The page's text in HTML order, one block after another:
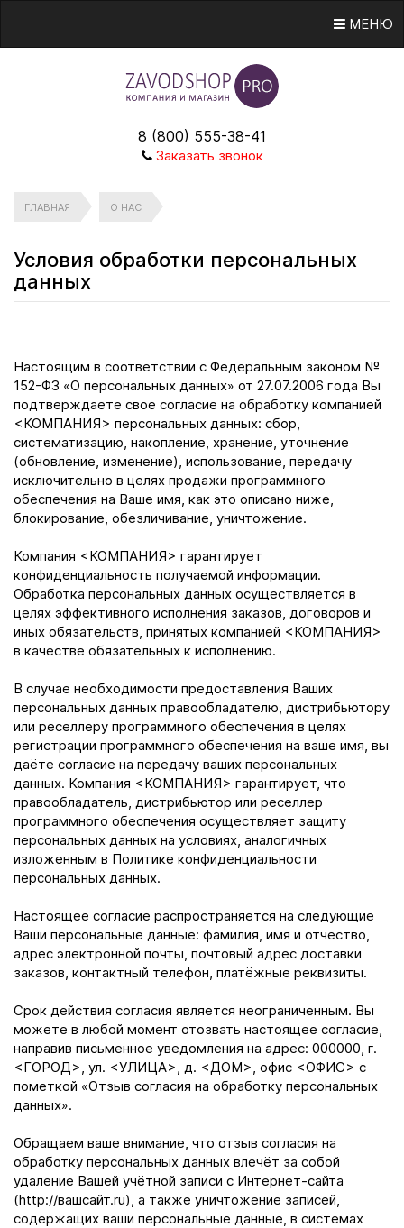
МЕНЮ
8 (800) 555-38-41
Заказать звонок
ГЛАВНАЯ О НАС
Условия обработки персональных
данных
Настоящим в соответствии с Федеральным законом №
152-ФЗ «О персональных данных» от 27.07.2006 года Вы
подтверждаете свое согласие на обработку компанией
<КОМПАНИЯ> персональных данных: сбор,
систематизацию, накопление, хранение, уточнение
(обновление, изменение), использование, передачу
исключительно в целях продажи программного
обеспечения на Ваше имя, как это описано ниже,
блокирование, обезличивание, уничтожение.
Компания <КОМПАНИЯ> гарантирует
конфиденциальность получаемой информации.
Обработка персональных данных осуществляется в
целях эффективного исполнения заказов, договоров и
иных обязательств, принятых компанией <КОМПАНИЯ>
в качестве обязательных к исполнению.
В случае необходимости предоставления Ваших
персональных данных правообладателю, дистрибьютору
или реселлеру программного обеспечения в целях
регистрации программного обеспечения на ваше имя, вы
даёте согласие на передачу ваших персональных
данных. Компания <КОМПАНИЯ> гарантирует, что
правообладатель, дистрибьютор или реселлер
программного обеспечения осуществляет защиту
персональных данных на условиях, аналогичных
изложенным в Политике конфиденциальности
персональных данных.
Настоящее согласие распространяется на следующие
Ваши персональные данные: фамилия, имя и отчество,
адрес электронной почты, почтовый адрес доставки
заказов, контактный телефон, платёжные реквизиты.
Срок действия согласия является неограниченным. Вы
можете в любой момент отозвать настоящее согласие,
направив письменное уведомления на адрес: 000000, г.
<ГОРОД>, ул. <УЛИЦА>, д. <ДОМ>, офис <ОФИС> с
пометкой «Отзыв согласия на обработку персональных
данных».
Обращаем ваше внимание, что отзыв согласия на
обработку персональных данных влечёт за собой
удаление Вашей учётной записи с Интернет-сайта
(http://вашсайт.ru), а также уничтожение записей,
содержащих ваши персональные данные, в системах